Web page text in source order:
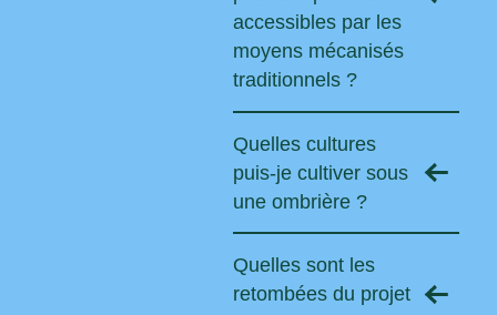
accessibles par les
moyens mécanisés
traditionnels ?
Quelles cultures
puis-je cultiver sous
une ombrière ?
Quelles sont les
retombées du projet